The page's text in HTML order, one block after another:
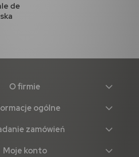
de
O firmie
ogólne
zamówień
Moje konto